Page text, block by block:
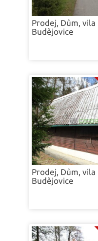
Prodej, Dům, vila
Budějovice
Prodej, Dům, vila
Budějovice